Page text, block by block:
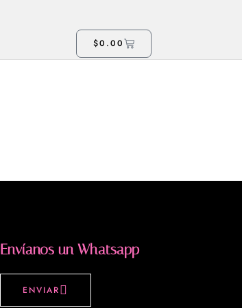
$0.00
Envíanos un Whatsapp
ENVIAR